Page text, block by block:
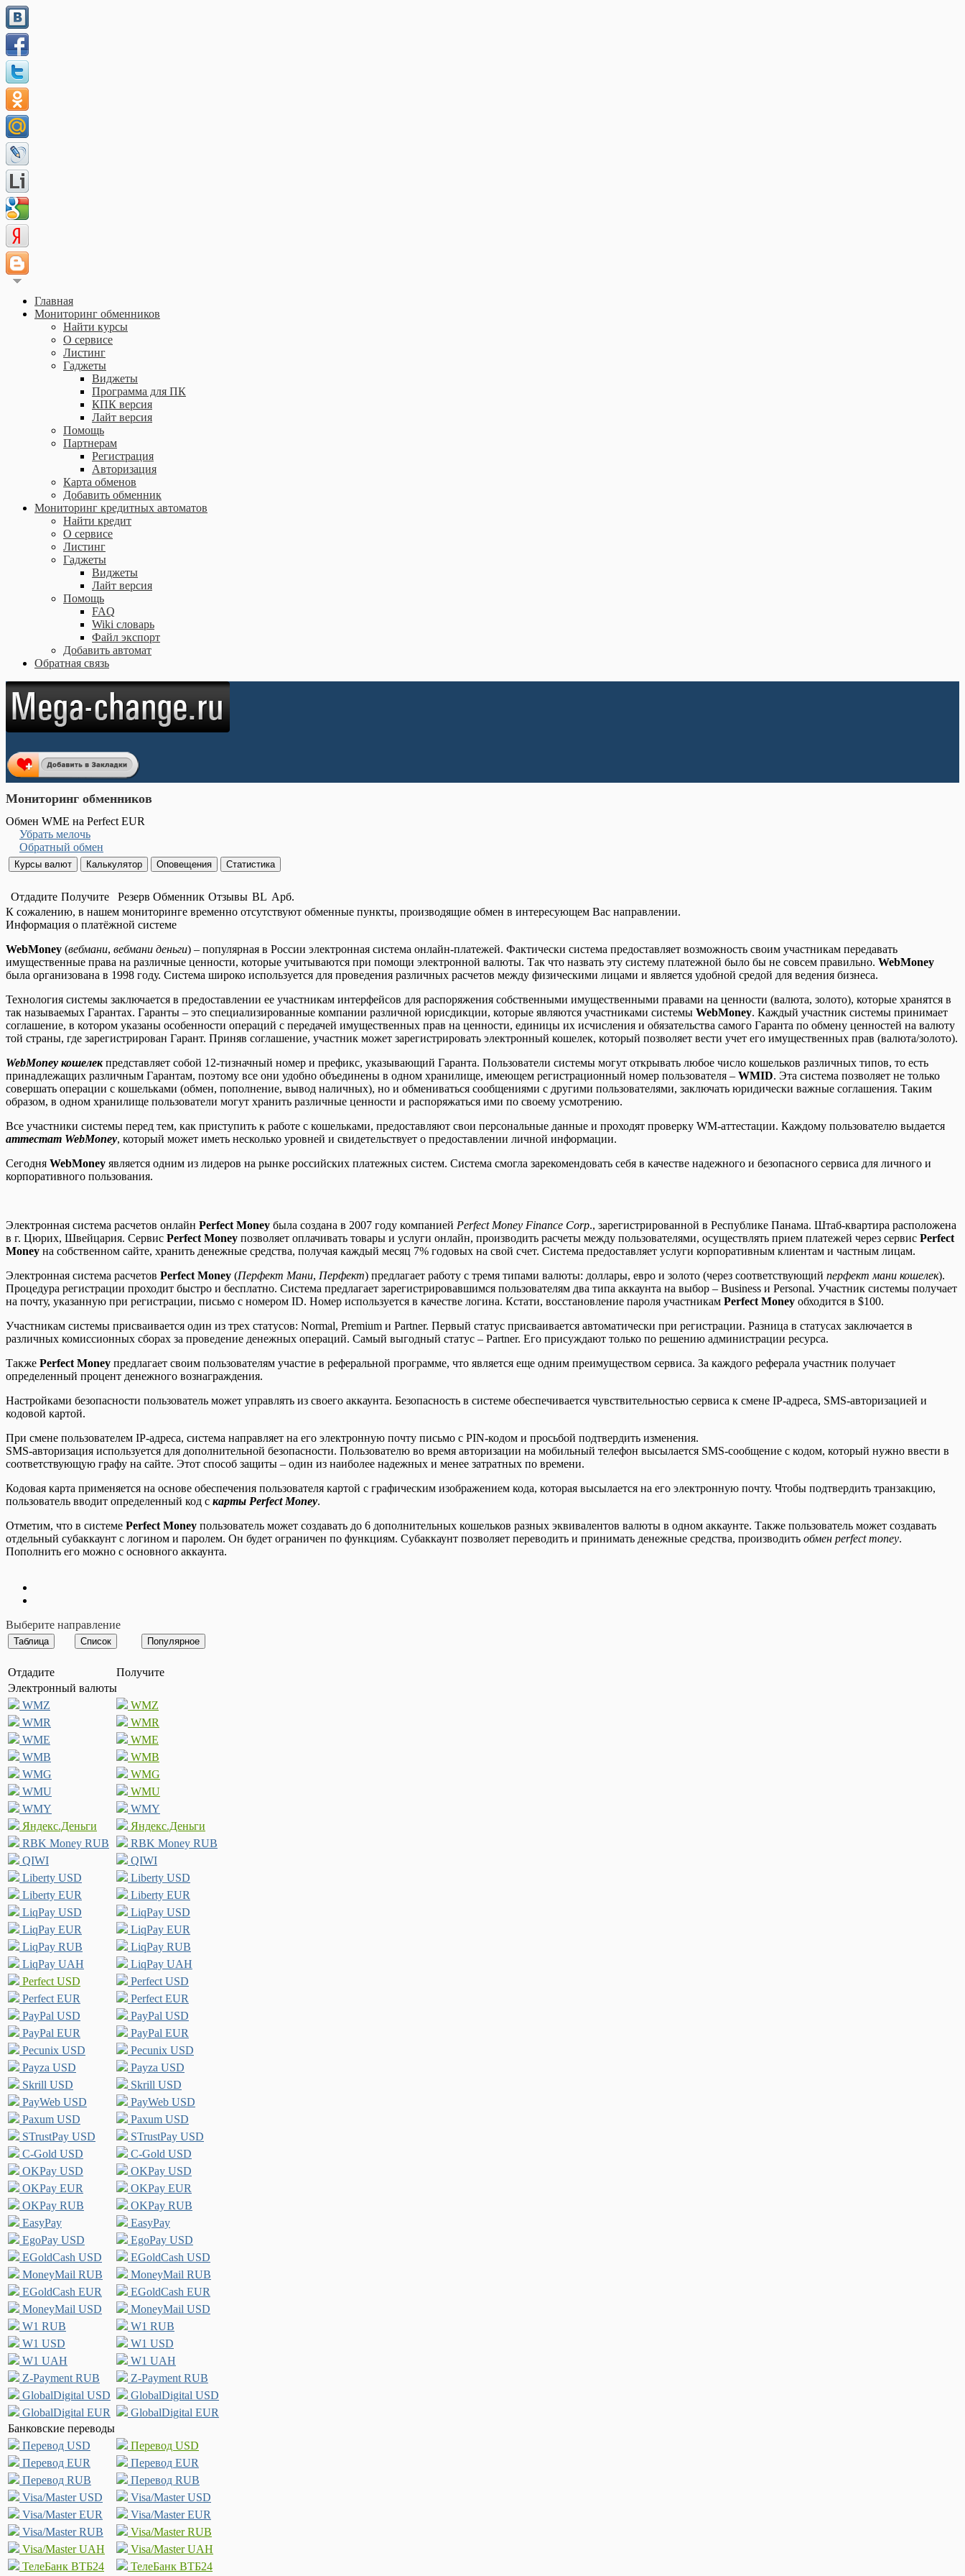
Главная
Мониторинг обменников
Найти курсы
О сервисе
Листинг
Гаджеты
Виджеты
Программа для ПК
КПК версия
Лайт версия
Помощь
Партнерам
Регистрация
Авторизация
Карта обменов
Добавить обменник
Мониторинг кредитных автоматов
Найти кредит
О сервисе
Листинг
Гаджеты
Виджеты
Лайт версия
Помощь
FAQ
Wiki словарь
Файл экспорт
Добавить автомат
Обратная связь
Мониторинг обменников
Обмен WME на Perfect EUR
Убрать мелочь
Обратный обмен
Отдадите Получите Резерв Обменник Отзывы BL Арб.
К сожалению, в нашем мониторинге временно отсутствуют обменные пункты, производящие обмен в интересующем Вас направлении.
Информация о платёжной системе
WebMoney (вебмани, вебмани деньги) – популярная в России электронная система онлайн-платежей. Фактически система предоставляет возможность своим участникам передавать
имущественные права на различные ценности, которые учитываются при помощи электронной валюты. Так что назвать эту систему платежной было бы не совсем правильно. WebMoney
была организована в 1998 году. Система широко используется для проведения различных расчетов между физическими лицами и является удобной средой для ведения бизнеса.
Технология системы заключается в предоставлении ее участникам интерфейсов для распоряжения собственными имущественными правами на ценности (валюта, золото), которые хранятся в
так называемых Гарантах. Гаранты – это специализированные компании различной юрисдикции, которые являются участниками системы WebMoney. Каждый участник системы принимает
соглашение, в котором указаны особенности операций с передачей имущественных прав на ценности, единицы их исчисления и обязательства самого Гаранта по обмену ценностей на валюту
той страны, где зарегистрирован Гарант. Приняв соглашение, участник может зарегистрировать электронный кошелек, который позволяет вести учет его имущественных прав (валюта/золото).
WebMoney кошелекпредставляет собой 12-тизначный номер и префикс, указывающий Гаранта. Пользователи системы могут открывать любое число кошельков различных типов, то есть
принадлежащих различным Гарантам, поэтому все они удобно объединены в одном хранилище, имеющем регистрационный номер пользователя – WMID. Эта система позволяет не только
совершать операции с кошельками (обмен, пополнение, вывод наличных), но и обмениваться сообщениями с другими пользователями, заключать юридически важные соглашения. Таким
образом, в одном хранилище пользователи могут хранить различные ценности и распоряжаться ими по своему усмотрению.
Все участники системы перед тем, как приступить к работе с кошельками, предоставляют свои персональные данные и проходят проверку WM-аттестации. Каждому пользователю выдается
аттестат WebMoney, который может иметь несколько уровней и свидетельствует о предоставлении личной информации.
Сегодня WebMoney является одним из лидеров на рынке российских платежных систем. Система смогла зарекомендовать себя в качестве надежного и безопасного сервиса для личного и
корпоративного пользования.
Электронная система расчетов онлайн Perfect Money была создана в 2007 году компанией Perfect Money Finance Corp., зарегистрированной в Республике Панама. Штаб-квартира расположена
в г. Цюрих, Швейцария. Сервис Perfect Money позволяет оплачивать товары и услуги онлайн, производить расчеты между пользователями, осуществлять прием платежей через сервис Perfect
Money на собственном сайте, хранить денежные средства, получая каждый месяц 7% годовых на свой счет. Система предоставляет услуги корпоративным клиентам и частным лицам.
Электронная система расчетов Perfect Money (Перфект Мани, Перфект) предлагает работу с тремя типами валюты: доллары, евро и золото (через соответствующий перфект мани кошелек).
Процедура регистрации проходит быстро и бесплатно. Система предлагает зарегистрировавшимся пользователям два типа аккаунта на выбор – Business и Personal. Участник системы получает
на почту, указанную при регистрации, письмо с номером ID. Номер используется в качестве логина. Кстати, восстановление пароля участникам Perfect Money обходится в $100.
Участникам системы присваивается один из трех статусов: Normal, Premium и Partner. Первый статус присваивается автоматически при регистрации. Разница в статусах заключается в
различных комиссионных сборах за проведение денежных операций. Самый выгодный статус – Partner. Его присуждают только по решению администрации ресурса.
Также Perfect Money предлагает своим пользователям участие в реферальной программе, что является еще одним преимуществом сервиса. За каждого реферала участник получает
определенный процент денежного вознаграждения.
Настройками безопасности пользователь может управлять из своего аккаунта. Безопасность в системе обеспечивается чувствительностью сервиса к смене IP-адреса, SMS-авторизацией и
кодовой картой.
При смене пользователем IP-адреса, система направляет на его электронную почту письмо с PIN-кодом и просьбой подтвердить изменения.
SMS-авторизация используется для дополнительной безопасности. Пользователю во время авторизации на мобильный телефон высылается SMS-сообщение с кодом, который нужно ввести в
соответствующую графу на сайте. Этот способ защиты – один из наиболее надежных и менее затратных по времени.
Кодовая карта применяется на основе обеспечения пользователя картой с графическим изображением кода, которая высылается на его электронную почту. Чтобы подтвердить транзакцию,
пользователь вводит определенный код с карты Perfect Money.
Отметим, что в системе Perfect Money пользователь может создавать до 6 дополнительных кошельков разных эквивалентов валюты в одном аккаунте. Также пользователь может создавать
отдельный субаккаунт с логином и паролем. Он будет ограничен по функциям. Субаккаунт позволяет переводить и принимать денежные средства, производить обмен perfect money.
Пополнить его можно с основного аккаунта.
Выберите направление
Отдадите
Получите
Электронный валюты
WMZ
WMZ
WMR
WMR
WME
WME
WMB
WMB
WMG
WMG
WMU
WMU
WMY
WMY
Яндекс.Деньги
Яндекс.Деньги
RBK Money RUB
RBK Money RUB
QIWI
QIWI
Liberty USD
Liberty USD
Liberty EUR
Liberty EUR
LiqPay USD
LiqPay USD
LiqPay EUR
LiqPay EUR
LiqPay RUB
LiqPay RUB
LiqPay UAH
LiqPay UAH
Perfect USD
Perfect USD
Perfect EUR
Perfect EUR
PayPal USD
PayPal USD
PayPal EUR
PayPal EUR
Pecunix USD
Pecunix USD
Payza USD
Payza USD
Skrill USD
Skrill USD
PayWeb USD
PayWeb USD
Paxum USD
Paxum USD
STrustPay USD
STrustPay USD
C-Gold USD
C-Gold USD
OKPay USD
OKPay USD
OKPay EUR
OKPay EUR
OKPay RUB
OKPay RUB
EasyPay
EasyPay
EgoPay USD
EgoPay USD
EGoldCash USD
EGoldCash USD
MoneyMail RUB
MoneyMail RUB
EGoldCash EUR
EGoldCash EUR
MoneyMail USD
MoneyMail USD
W1 RUB
W1 RUB
W1 USD
W1 USD
W1 UAH
W1 UAH
Z-Payment RUB
Z-Payment RUB
GlobalDigital USD
GlobalDigital USD
GlobalDigital EUR
GlobalDigital EUR
Банковские переводы
Перевод USD
Перевод USD
Перевод EUR
Перевод EUR
Перевод RUB
Перевод RUB
Visa/Master USD
Visa/Master USD
Visa/Master EUR
Visa/Master EUR
Visa/Master RUB
Visa/Master RUB
Visa/Master UAH
Visa/Master UAH
ТелеБанк ВТБ24
ТелеБанк ВТБ24